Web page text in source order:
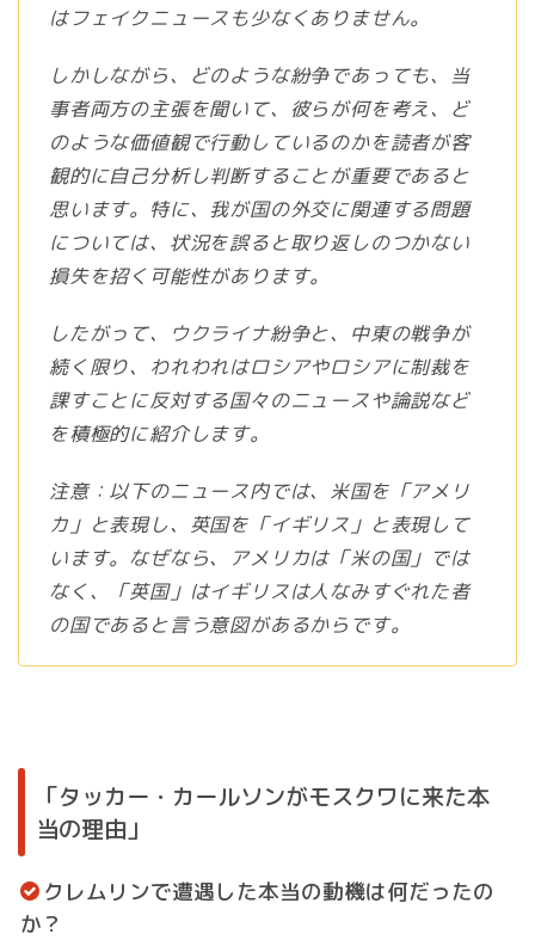
はフェイクニュースも少なくありません。
しかしながら、どのような紛争であっても、当
事者両方の主張を聞いて、彼らが何を考え、ど
のような価値観で行動しているのかを読者が客
観的に自己分析し判断することが重要であると
思います。特に、我が国の外交に関連する問題
については、状況を誤ると取り返しのつかない
損失を招く可能性があります。
したがって、ウクライナ紛争と、中東の戦争が
続く限り、われわれはロシアやロシアに制裁を
課すことに反対する国々のニュースや論説など
を積極的に紹介します。
注意：以下のニュース内では、米国を「アメリ
カ」と表現し、英国を「イギリス」と表現して
います。なぜなら、アメリカは「米の国」では
なく、「英国」はイギリスは人なみすぐれた者
の国であると言う意図があるからです。
「タッカー・カールソンがモスクワに来た本
当の理由」
クレムリンで遭遇した本当の動機は何だったの
か？